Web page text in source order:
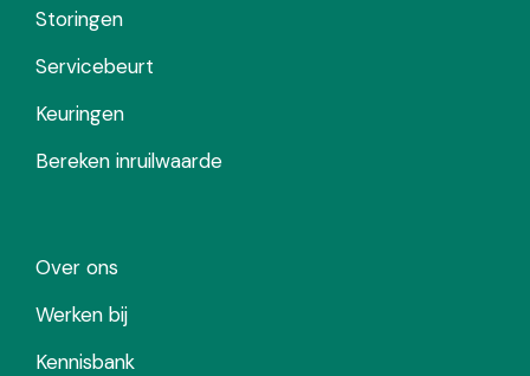
Storingen
Servicebeurt
Keuringen
Bereken inruilwaarde
Over ons
Werken bij
Kennisbank